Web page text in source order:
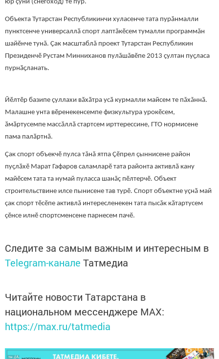
юр çуни (снегоход) те пур.
Объекта Тутарстан Республикинчи хуласенче тата пурăнмалли
пунктсенче универсаллӑ спорт лаптăкӗсем тумалли программăн
шайӗнче тунă. Ҫак масштаблă проект Тутарстан Республикин
Президенчӗ Рустам Минниханов пулăшăвӗпе 2013 ҫултан пуҫласа
пурнӑҫланать.
Йӗлтӗр базипе ҫуллахи вӑхӑтра усӑ курмалли майсем те пăхăннӑ.
Малашне унта вӗренекенсемпе физкультура урокӗсем,
ӑмӑртусемпе массӑллӑ стартсем ирттерессине, ГТО нормисене
пама палӑртнӑ.
Ҫак спорт объекчӗ пулса тăнă ятпа Çӗпрел çыннисене район
пуҫлӑхӗ Марат Гафаров саламларӗ тата районта активлӑ кану
майӗсем тата та нумай пуласса шанăç пӗлтерчӗ. Объект
строительствине илсе пынисене тав турӗ. Спорт объектне уҫнӑ май
çак спорт тӗсӗпе активлă интересленекен тата пысăк кӑтартусем
çӗнсе илнӗ спортсменсене парнесем пачӗ.
Следите за самым важным и интересным в
Telegram-канале Татмедиа
Читайте новости Татарстана в
национальном мессенджере MАХ:
https://max.ru/tatmedia